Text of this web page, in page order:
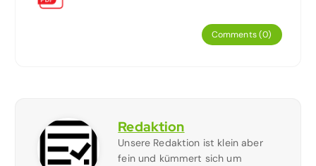
Comments (0)
Redaktion
Unsere Redaktion ist klein aber
fein und kümmert sich um